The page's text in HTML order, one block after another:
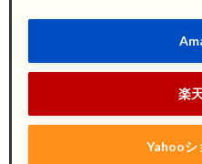
楽
Yahooシ